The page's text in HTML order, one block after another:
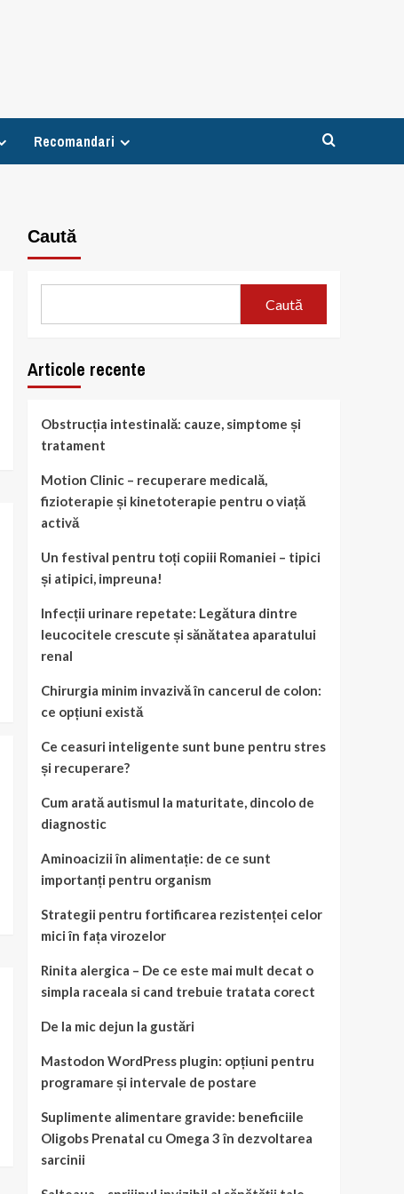
Recomandari
Caută
Caută
Articole recente
Obstrucția intestinală: cauze, simptome și
tratament
Motion Clinic – recuperare medicală,
fizioterapie și kinetoterapie pentru o viață
activă
Un festival pentru toți copiii Romaniei – tipici
și atipici, impreuna!
Infecții urinare repetate: Legătura dintre
leucocitele crescute și sănătatea aparatului
renal
Chirurgia minim invazivă în cancerul de colon:
ce opțiuni există
Ce ceasuri inteligente sunt bune pentru stres
și recuperare?
Cum arată autismul la maturitate, dincolo de
diagnostic
Aminoacizii în alimentație: de ce sunt
importanți pentru organism
Strategii pentru fortificarea rezistenței celor
mici în fața virozelor
Rinita alergica – De ce este mai mult decat o
simpla raceala si cand trebuie tratata corect
De la mic dejun la gustări
Mastodon WordPress plugin: opțiuni pentru
programare și intervale de postare
Suplimente alimentare gravide: beneficiile
Oligobs Prenatal cu Omega 3 în dezvoltarea
sarcinii